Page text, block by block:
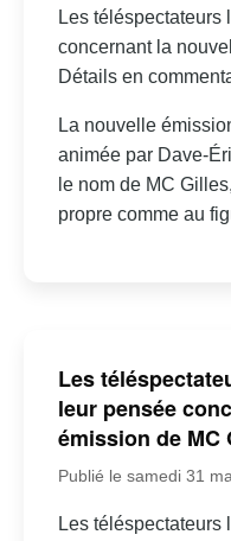
Les téléspectateurs
concernant la
Détails en
La nouvelle
animée par Dave-
le nom de MC
propre comme au
Les
leur pensée
émission de MC
Publié le samedi 31
Les téléspectateurs